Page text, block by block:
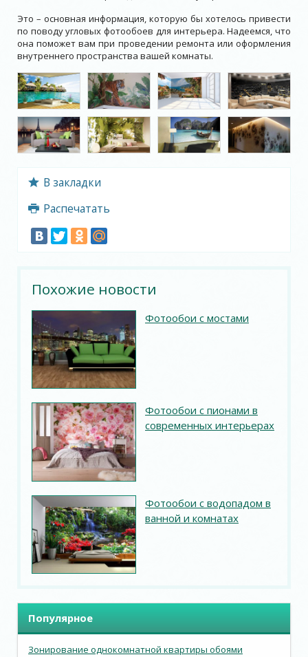
Это – основная информация, которую бы хотелось привести
по поводу угловых фотообоев для интерьера. Надеемся, что
она поможет вам при проведении ремонта или оформления
внутреннего пространства вашей комнаты.
В закладки
Распечатать
Похожие новости
Фотообои с мостами
Фотообои с пионами в
современных интерьерах
Фотообои с водопадом в
ванной и комнатах
Популярное
Зонирование однокомнатной квартиры обоями